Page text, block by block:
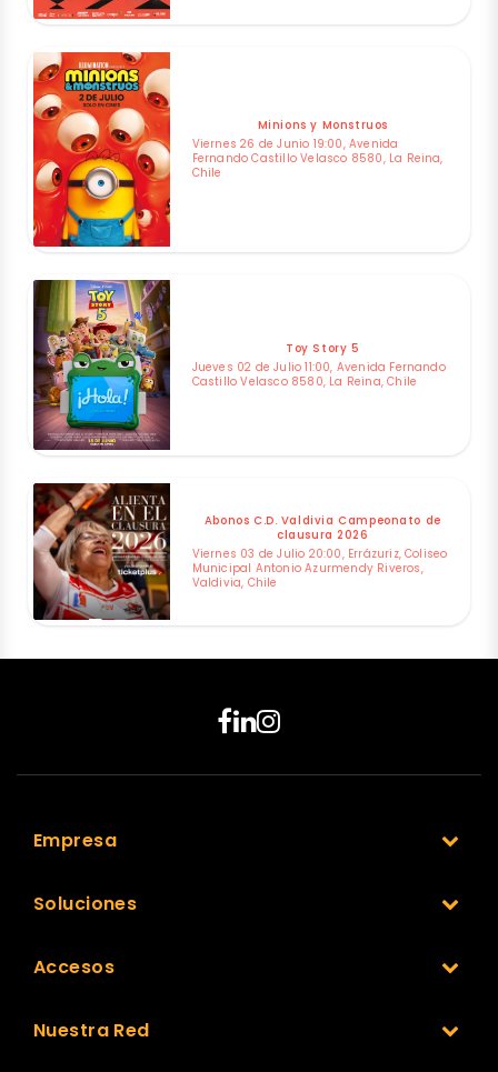
Minions y Monstruos
Viernes 26 de Junio 19:00, Avenida
Fernando Castillo Velasco 8580, La Reina,
Chile
Toy Story 5
Jueves 02 de Julio 11:00, Avenida Fernando
Castillo Velasco 8580, La Reina, Chile
Abonos C.D. Valdivia Campeonato de
clausura 2026
Viernes 03 de Julio 20:00, Errázuriz, Coliseo
Municipal Antonio Azurmendy Riveros,
Valdivia, Chile
Empresa
Soluciones
Accesos
Nuestra Red